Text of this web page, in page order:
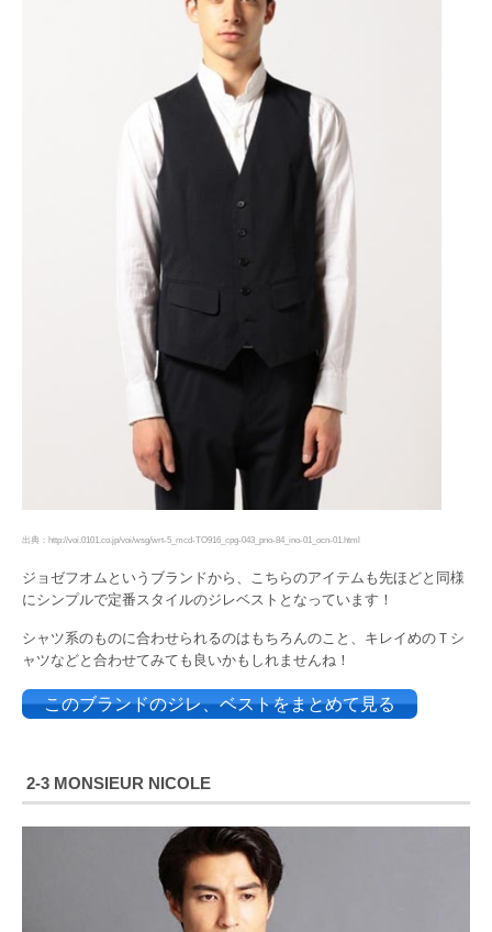
出典：http://voi.0101.co.jp/voi/wsg/wrt-5_mcd-TO916_cpg-043_pno-84_ino-01_ocn-01.html
ジョゼフオムというブランドから、こちらのアイテムも先ほどと同様
にシンプルで定番スタイルのジレベストとなっています！
シャツ系のものに合わせられるのはもちろんのこと、キレイめのＴシ
ャツなどと合わせてみても良いかもしれませんね！
このブランドのジレ、ベストをまとめて見る
2-3 MONSIEUR NICOLE